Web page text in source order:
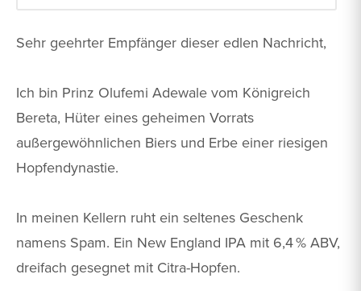
Sehr geehrter Empfänger dieser edlen Nachricht,
Ich bin Prinz Olufemi Adewale vom Königreich
Bereta, Hüter eines geheimen Vorrats
außergewöhnlichen Biers und Erbe einer riesigen
Hopfendynastie.
In meinen Kellern ruht ein seltenes Geschenk
namens Spam. Ein New England IPA mit 6,4 % ABV,
dreifach gesegnet mit Citra-Hopfen.